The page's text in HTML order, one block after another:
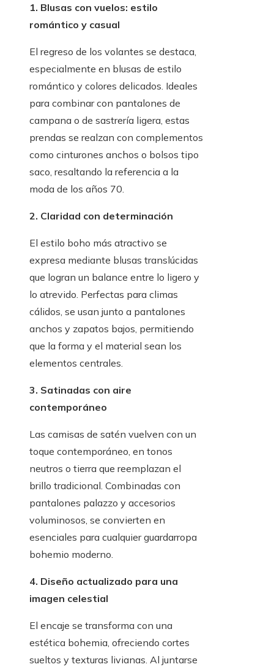
1. Blusas con vuelos: estilo
romántico y casual
El regreso de los volantes se destaca,
especialmente en blusas de estilo
romántico y colores delicados. Ideales
para combinar con pantalones de
campana o de sastrería ligera, estas
prendas se realzan con complementos
como cinturones anchos o bolsos tipo
saco, resaltando la referencia a la
moda de los años 70.
2. Claridad con determinación
El estilo boho más atractivo se
expresa mediante blusas translúcidas
que logran un balance entre lo ligero y
lo atrevido. Perfectas para climas
cálidos, se usan junto a pantalones
anchos y zapatos bajos, permitiendo
que la forma y el material sean los
elementos centrales.
3. Satinadas con aire
contemporáneo
Las camisas de satén vuelven con un
toque contemporáneo, en tonos
neutros o tierra que reemplazan el
brillo tradicional. Combinadas con
pantalones palazzo y accesorios
voluminosos, se convierten en
esenciales para cualquier guardarropa
bohemio moderno.
4. Diseño actualizado para una
imagen celestial
El encaje se transforma con una
estética bohemia, ofreciendo cortes
sueltos y texturas livianas. Al juntarse